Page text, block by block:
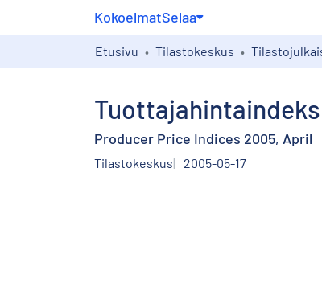
KokoelmatSelaa
Etusivu Tilastokeskus
Producer Price Indices 2005, April
Tilastokeskus 2005-05-17